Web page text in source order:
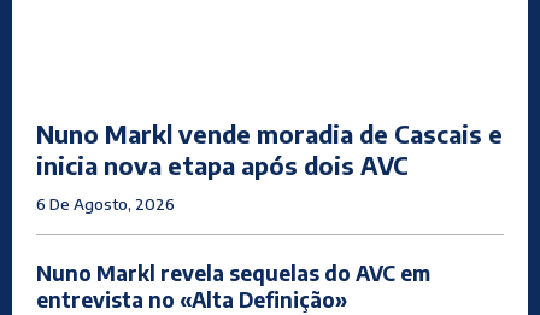
Nuno Markl vende moradia de Cascais e
inicia nova etapa após dois AVC
6 De Agosto, 2026
Nuno Markl revela sequelas do AVC em
entrevista no «Alta Definição»